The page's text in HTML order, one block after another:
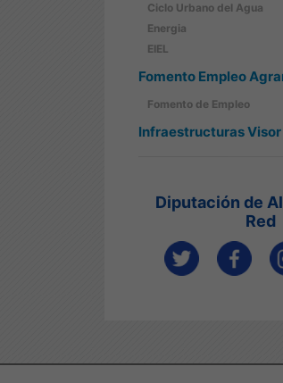
Ciclo Urbano del Agua
Energia
EIEL
Fomento Empleo
Fomento de Empleo
Infraestructuras
Diputación de
Red